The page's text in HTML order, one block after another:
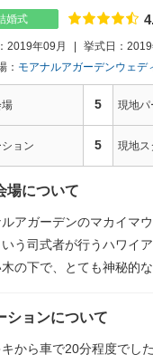
婚式
2019年09月 挙式日：2019
： モアナルアガーデンウェデ
5 現地パ
ョン 5 現地ス
場について
アガーデンのマカイマ
う司式者が行うハワイ
の下で、とても神秘的
ションについて
から車で20分程度でし